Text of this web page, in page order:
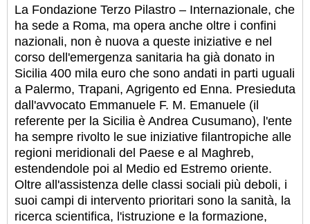
La Fondazione Terzo Pilastro – Internazionale, che
ha sede a Roma, ma opera anche oltre i confini
nazionali, non è nuova a queste iniziative e nel
corso dell'emergenza sanitaria ha già donato in
Sicilia 400 mila euro che sono andati in parti uguali
a Palermo, Trapani, Agrigento ed Enna. Presieduta
dall'avvocato Emmanuele F. M. Emanuele (il
referente per la Sicilia è Andrea Cusumano), l'ente
ha sempre rivolto le sue iniziative filantropiche alle
regioni meridionali del Paese e al Maghreb,
estendendole poi al Medio ed Estremo oriente.
Oltre all'assistenza delle classi sociali più deboli, i
suoi campi di intervento prioritari sono la sanità, la
ricerca scientifica, l'istruzione e la formazione,